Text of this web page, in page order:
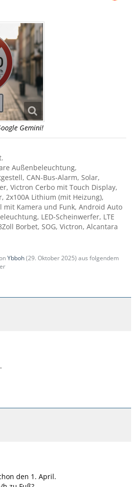
Gemini!
Außenbeleuchtung,
CAN-Bus-Alarm, Solar,
Victron Cerbo mit Touch Display,
2x100A Lithium (mit Heizung),
mit Kamera und Funk, Android Auto
LED-Scheinwerfer, LTE
Borbet, SOG, Victron, Alcantara
Ybboh(29. Oktober 2025) aus folgendem
den 1. April.